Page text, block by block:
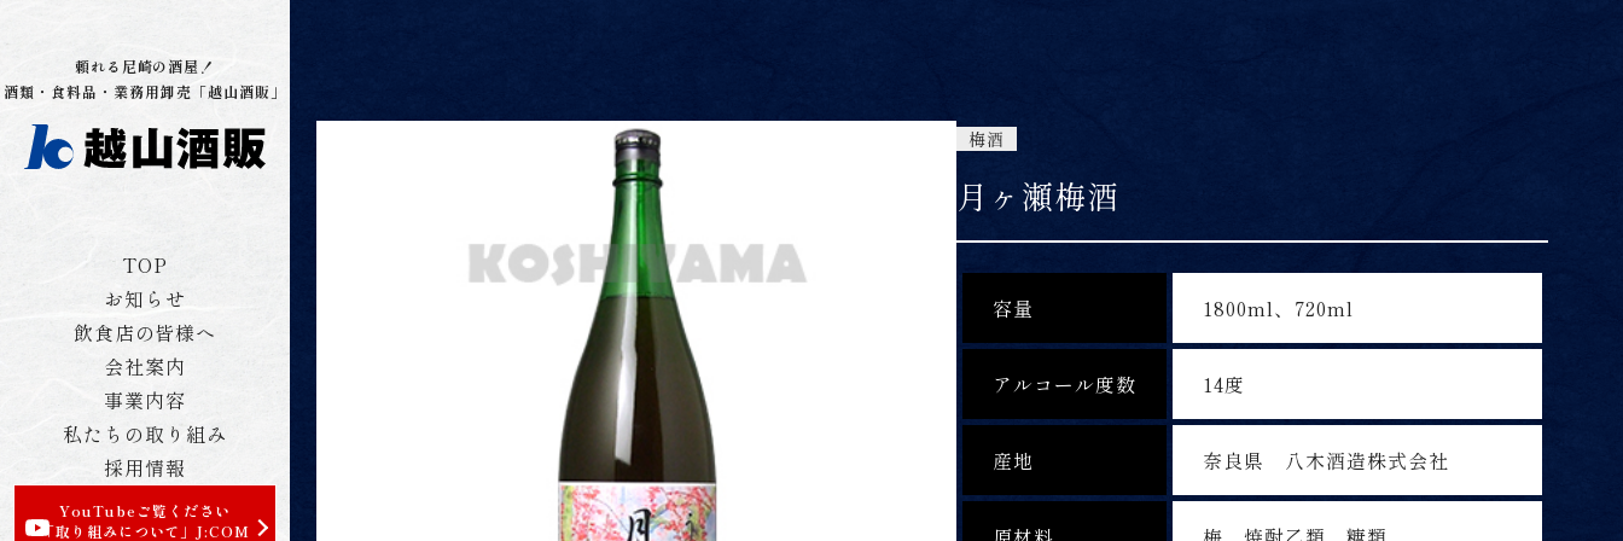
頼れる尼崎の酒屋！
酒類・食料品・業務用卸売「越山酒販」
TOP
お知らせ
飲食店の皆様へ
会社案内
事業内容
私たちの取り組み
採用情報
YouTubeご覧ください
「取り組みについて」 J:COM
梅酒
月ヶ瀬梅酒
容量 1800ml、720ml
アルコール度数 14度
産地 奈良県 八木酒造株式会社